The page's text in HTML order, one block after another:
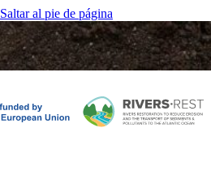
Saltar al pie de página